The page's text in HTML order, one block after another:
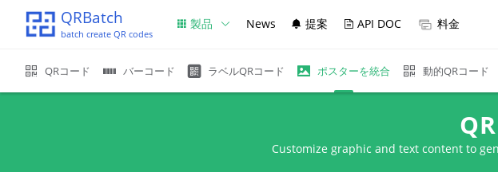
QRBatch
batch create QR codes
製品 News 提案 API DOC 料金
QRコード バーコード ラベルQRコード ポスターを統合 動的QRコード
Customize graphic and text content to